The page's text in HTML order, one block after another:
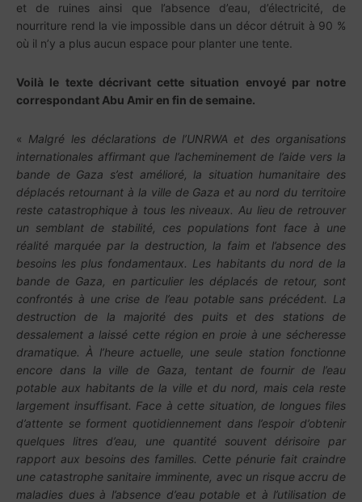
et de ruines ainsi que l’absence d’eau, d’électricité, de
nourriture rend la vie impossible dans un décor détruit à 90 %
où il n’y a plus aucun espace pour planter une tente.
Voilà le texte décrivant cette situation envoyé par notre
correspondant Abu Amir en fin de semaine.
« Malgré les déclarations de l’UNRWA et des organisations
internationales affirmant que l’acheminement de l’aide vers la
bande de Gaza s’est amélioré, la situation humanitaire des
déplacés retournant à la ville de Gaza et au nord du territoire
reste catastrophique à tous les niveaux. Au lieu de retrouver
un semblant de stabilité, ces populations font face à une
réalité marquée par la destruction, la faim et l’absence des
besoins les plus fondamentaux. Les habitants du nord de la
bande de Gaza, en particulier les déplacés de retour, sont
confrontés à une crise de l’eau potable sans précédent. La
destruction de la majorité des puits et des stations de
dessalement a laissé cette région en proie à une sécheresse
dramatique. À l’heure actuelle, une seule station fonctionne
encore dans la ville de Gaza, tentant de fournir de l’eau
potable aux habitants de la ville et du nord, mais cela reste
largement insuffisant. Face à cette situation, de longues files
d’attente se forment quotidiennement dans l’espoir d’obtenir
quelques litres d’eau, une quantité souvent
dérisoire par
rapport aux besoins des familles. Cette pénurie fait craindre
une catastrophe sanitaire imminente, avec un risque accru de
maladies dues à l’absence d’eau potable et à l’utilisation de